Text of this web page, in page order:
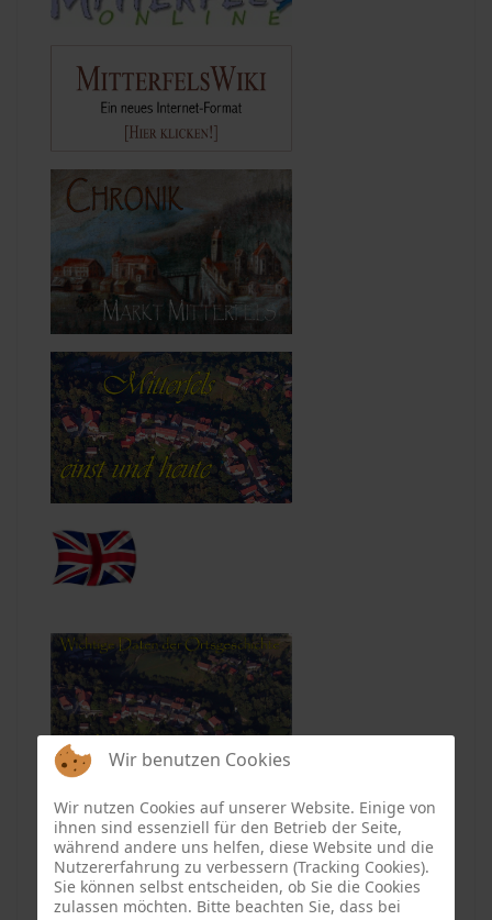
Wir benutzen Cookies
Wir nutzen Cookies auf unserer Website. Einige von
ihnen sind essenziell für den Betrieb der Seite,
während andere uns helfen, diese Website und die
Nutzererfahrung zu verbessern (Tracking Cookies).
Sie können selbst entscheiden, ob Sie die Cookies
zulassen möchten. Bitte beachten Sie, dass bei